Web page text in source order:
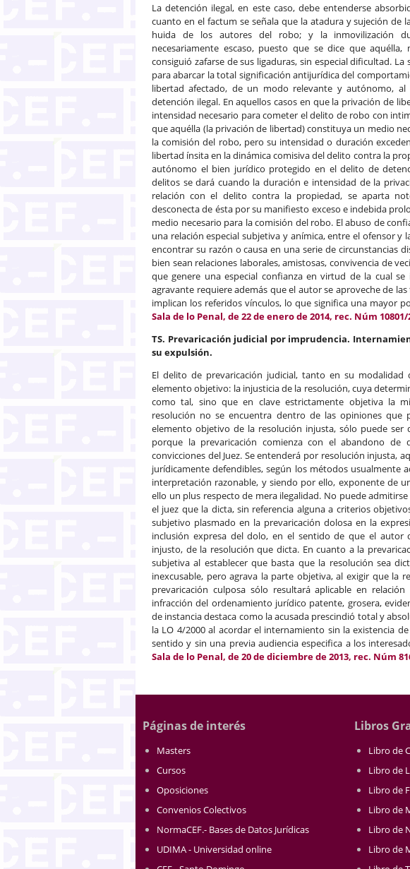
La detención ilegal, en este caso, debe entenderse
cuanto en el factum se señala que la atadura y sujeción
huida de los autores del robo; y la inmovilización
necesariamente escaso, puesto que se dice que
consiguió zafarse de sus ligaduras, sin especial dificultad.
para abarcar la total significación antijurídica del
libertad afectado, de un modo relevante y autónomo,
detención ilegal. En aquellos casos en que la privación de
intensidad necesario para cometer el delito de robo con
que aquélla (la privación de libertad) constituya un medio
la comisión del robo, pero su intensidad o duración
libertad ínsita en la dinámica comisiva del delito contra la
autónomo el bien jurídico protegido en el delito de
delitos se dará cuando la duración e intensidad de la
relación con el delito contra la propiedad, se aparta
desconecta de ésta por su manifiesto exceso e indebida
medio necesario para la comisión del robo. El abuso de
una relación especial subjetiva y anímica, entre el ofensor y
encontrar su razón o causa en una serie de circunstancias
bien sean relaciones laborales, amistosas, convivencia de
que genere una especial confianza en virtud de la cual
agravante requiere además que el autor se aproveche de
implican los referidos vínculos, lo que significa una mayor
Sala de lo Penal, de 22 de enero de 2014, rec. Núm 10801/
TS. Prevaricación judicial por imprudencia.
su expulsión.
El delito de prevaricación judicial, tanto en su
elemento objetivo: la injusticia de la resolución, cuya
como tal, sino que en clave estrictamente objetiva la
resolución no se encuentra dentro de las opiniones que
elemento objetivo de la resolución injusta, sólo puede ser
porque la prevaricación comienza con el abandono
convicciones del Juez. Se entenderá por resolución injusta,
jurídicamente defendibles, según los métodos usualmente
interpretación razonable, y siendo por ello, exponente de
ello un plus respecto de mera ilegalidad. No puede
el juez que la dicta, sin referencia alguna a criterios
subjetivo plasmado en la prevaricación dolosa en la
inclusión expresa del dolo, en el sentido de que el autor
injusto, de la resolución que dicta. En cuanto a la
subjetiva al establecer que basta que la resolución sea
inexcusable, pero agrava la parte objetiva, al exigir que la
prevaricación culposa sólo resultará aplicable en
infracción del ordenamiento jurídico patente, grosera,
de instancia destaca como la acusada prescindió total y
la LO 4/2000 al acordar el internamiento sin la existencia
sentido y sin una previa audiencia especifica a los
Sala de lo Penal, de 20 de diciembre de 2013, rec. Núm
Páginas de interés
Masters
Cursos
Oposiciones
Convenios Colectivos
NormaCEF.- Bases de Datos Jurídicas
UDIMA - Universidad online
Libros
Libro de
Libro de
Libro de
Libro de
Libro de
Libro de